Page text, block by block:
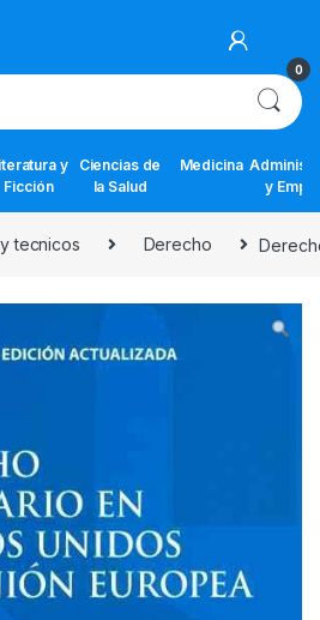
0
y
Ficción
Ciencias de
la Salud
Medicina
y
tecnicos Derecho